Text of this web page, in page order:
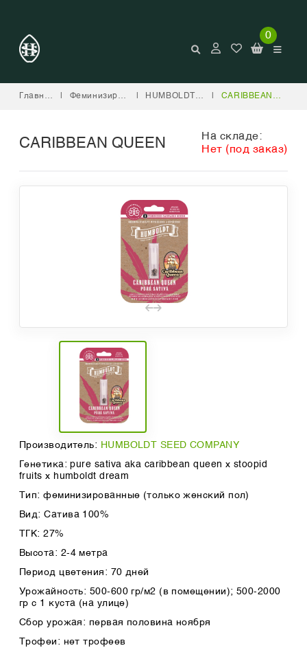
0
Главная | Феминизированные | HUMBOLDT SEED COMPANY | CARIBBEAN QUEEN
CARIBBEAN QUEEN
На складе:
Нет (под заказ)
Производитель: HUMBOLDT SEED COMPANY
Генетика: pure sativa aka caribbean queen x stoopid
fruits x humboldt dream
Тип: феминизированные (только женский пол)
Вид: Сатива 100%
ТГК: 27%
Высота: 2-4 метра
Период цветения: 70 дней
Урожайность: 500-600 гр/м2 (в помещении); 500-2000
гр с 1 куста (на улице)
Сбор урожая: первая половина ноября
Трофеи: нет трофеев